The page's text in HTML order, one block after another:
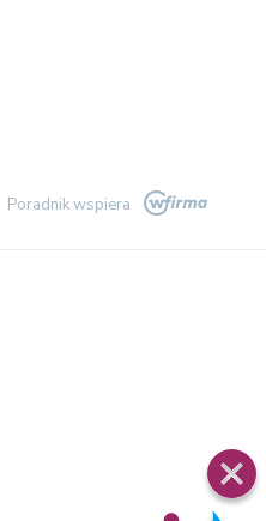
Poradnik wspiera